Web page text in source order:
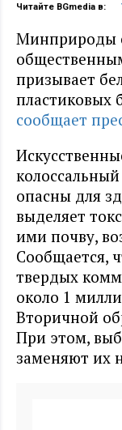
Читайте BGmedia в:
Минприроды
призывает
пластиковых
сообщает
опасны для
выделяет
ими почву,
Сообщается,
твердых
около 1
Вторичной
При этом,
заменяют их